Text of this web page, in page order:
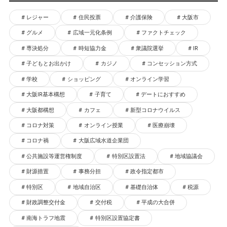
レジャー 住民投票 介護保険 大阪市
グルメ 広域一元化条例 ファクトチェック
専決処分 時短協力金 衆議院選挙 IR
子どもとお出かけ カジノ コンセッション方式
学校 ショッピング オンライン学習
大阪IR基本構想 子育て デートにおすすめ
大阪都構想 カフェ 新型コロナウイルス
コロナ対策 オンライン授業 医療崩壊
コロナ禍 大阪広域水道企業団
公共施設等運営権制度 特別区設置法 地域協議会
財源措置 事務分担 政令指定都市
特別区 地域自治区 基礎自治体 税源
財政調整交付金 交付税 平成の大合併
南海トラフ地震 特別区設置協定書